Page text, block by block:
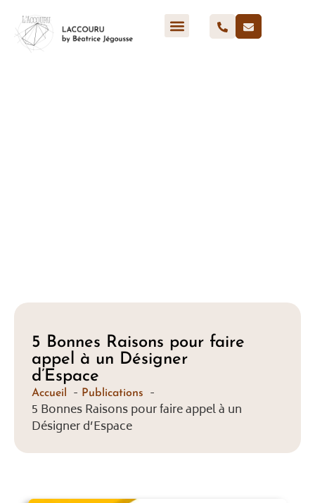
5 Bonnes Raisons pour faire
appel à un Désigner
d’Espace
Accueil Publications
5 Bonnes Raisons pour faire appel à un
Désigner d’Espace